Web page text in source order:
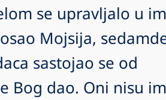
se upravljalo u
Mojsija,
sastojao se od
Bog dao. Oni nisu